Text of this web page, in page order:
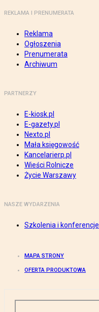
REKLAMA I PRENUMERATA
Reklama
Ogłoszenia
Prenumerata
Archiwum
PARTNERZY
E-kiosk.pl
E-gazety.pl
Nexto.pl
Mała księgowość
Kancelarierp.pl
Wieści Rolnicze
Życie Warszawy
NASZE WYDARZENIA
Szkolenia i konferencje
MAPA STRONY
OFERTA PRODUKTOWA